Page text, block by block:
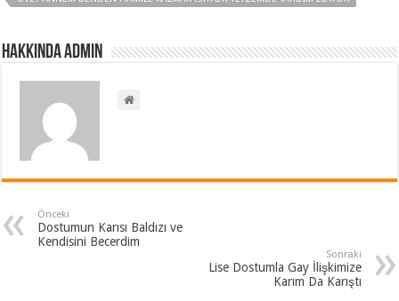
Hakkında admin
Önceki
Dostumun Karısı Baldızı ve
Kendisini Becerdim
Sonraki
Lise Dostumla Gay İlişkimize
Karım Da Karıştı